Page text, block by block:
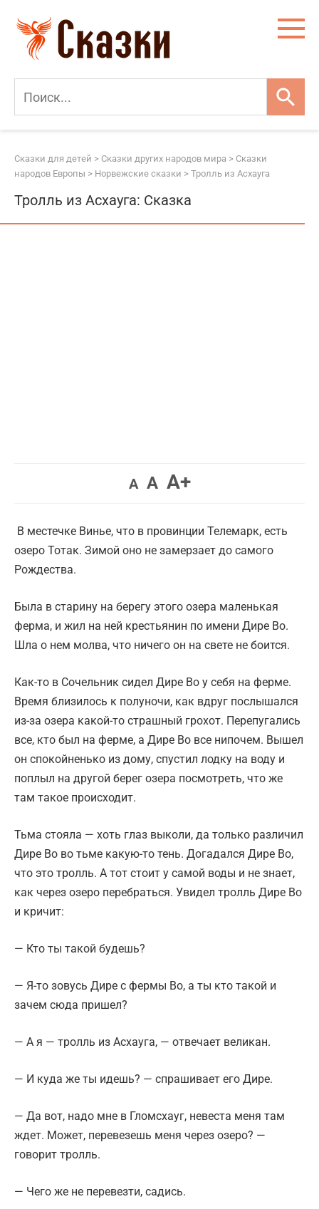
контенту
Сказки для детей > Сказки других народов мира > Сказки
народов Европы > Норвежские сказки > Тролль из Асхауга
Тролль из Асхауга: Сказка
AУменьшить
AВернуть
A+Увеличить
В местечке Винье, что в провинции Телемарк, есть
озеро Тотак. Зимой оно не замерзает до самого
Рождества.
Была в старину на берегу этого озера маленькая
ферма, и жил на ней крестьянин по имени Дире Во.
Шла о нем молва, что ничего он на свете не боится.
Как-то в Сочельник сидел Дире Во у себя на ферме.
Время близилось к полуночи, как вдруг послышался
из-за озера какой-то страшный грохот. Перепугались
все, кто был на ферме, а Дире Во все нипочем. Вышел
он спокойненько из дому, спустил лодку на воду и
поплыл на другой берег озера посмотреть, что же
там такое происходит.
Тьма стояла — хоть глаз выколи, да только различил
Дире Во во тьме какую-то тень. Догадался Дире Во,
что это тролль. А тот стоит у самой воды и не знает,
как через озеро перебраться. Увидел тролль Дире Во
и кричит:
— Кто ты такой будешь?
— Я-то зовусь Дире с фермы Во, а ты кто такой и
зачем сюда пришел?
— А я — тролль из Асхауга, — отвечает великан.
— И куда же ты идешь? — спрашивает его Дире.
— Да вот, надо мне в Гломсхауг, невеста меня там
ждет. Может, перевезешь меня через озеро? —
говорит тролль.
— Чего же не перевезти, садись.